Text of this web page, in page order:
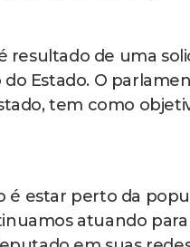
resultado de uma
do Estado. O
tem como
é estar perto da
atuando